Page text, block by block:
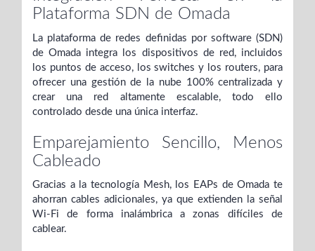
Plataforma SDN de Omada
La plataforma de redes definidas por software (SDN)
de Omada integra los dispositivos de red, incluidos
los puntos de acceso, los switches y los routers, para
ofrecer una gestión de la nube 100% centralizada y
crear una red altamente escalable, todo ello
controlado desde una única interfaz.
Emparejamiento Sencillo, Menos
Cableado
Gracias a la tecnología Mesh, los EAPs de Omada te
ahorran cables adicionales, ya que extienden la señal
Wi-Fi de forma inalámbrica a zonas difíciles de
cablear.